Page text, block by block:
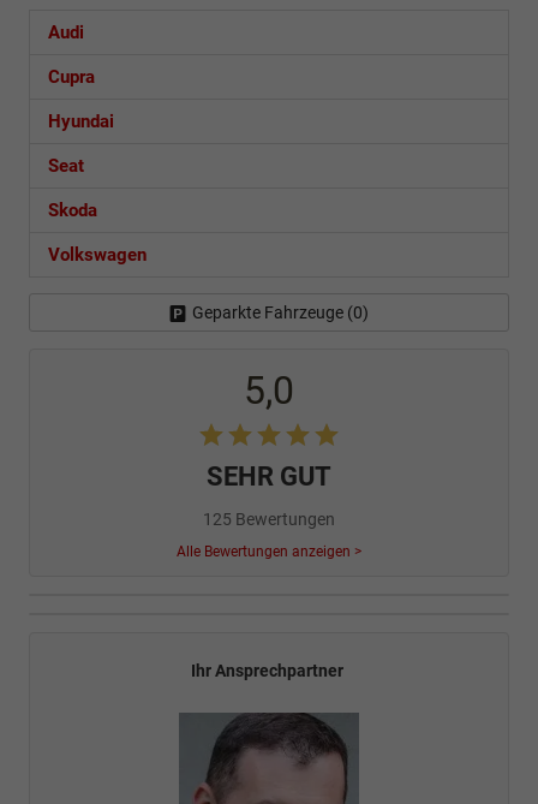
Audi
Cupra
Hyundai
Seat
Skoda
Volkswagen
Geparkte Fahrzeuge (0)
5,0
SEHR GUT
125 Bewertungen
Alle Bewertungen anzeigen >
Ihr Ansprechpartner